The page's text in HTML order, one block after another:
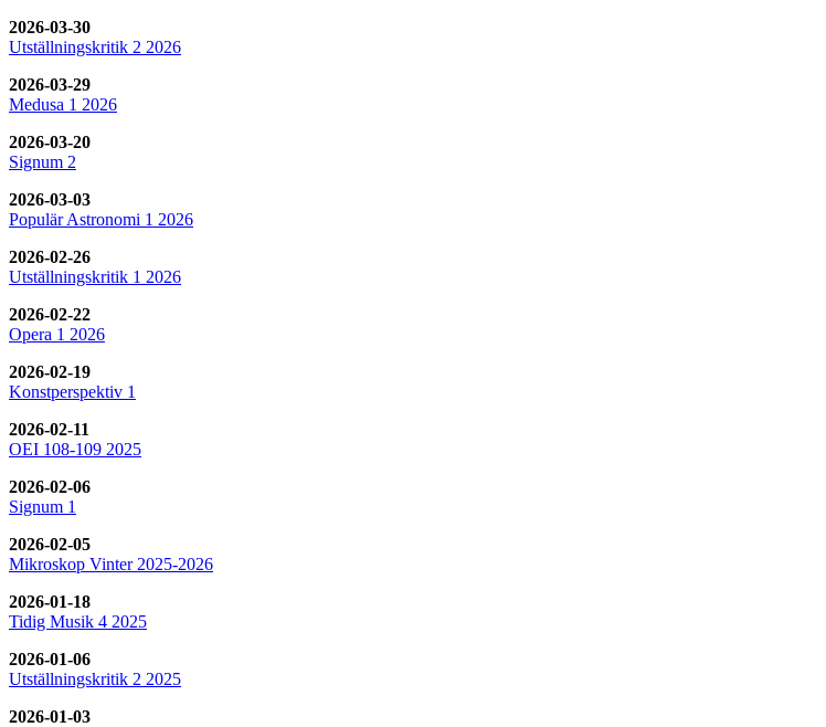
2026-03-30
Utställningskritik 2 2026
2026-03-29
Medusa 1 2026
2026-03-20
Signum 2
2026-03-03
Populär Astronomi 1 2026
2026-02-26
Utställningskritik 1 2026
2026-02-22
Opera 1 2026
2026-02-19
Konstperspektiv 1
2026-02-11
OEI 108-109 2025
2026-02-06
Signum 1
2026-02-05
Mikroskop Vinter 2025-2026
2026-01-18
Tidig Musik 4 2025
2026-01-06
Utställningskritik 2 2025
2026-01-03